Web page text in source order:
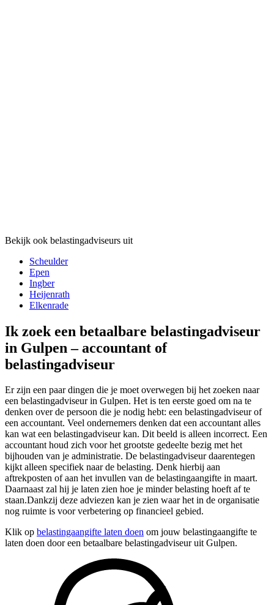
Bekijk ook belastingadviseurs uit
Scheulder
Epen
Ingber
Heijenrath
Elkenrade
Ik zoek een betaalbare belastingadviseur
in Gulpen – accountant of
belastingadviseur
Er zijn een paar dingen die je moet overwegen bij het zoeken naar
een belastingadviseur in Gulpen. Het is ten eerste goed om na te
denken over de persoon die je nodig hebt: een belastingadviseur of
een accountant. Veel ondernemers denken dat een accountant alles
kan wat een belastingadviseur kan. Dit beeld is alleen incorrect. Een
accountant houd zich voor het grootste gedeelte bezig met het
bijhouden van je administratie. De belastingadviseur daarentegen
kijkt alleen specifiek naar de belasting. Denk hierbij aan
aftrekposten of aan het invullen van de belastingaangifte in maart.
Daarnaast zal hij je laten zien hoe je minder belasting hoeft af te
staan.Dankzij deze adviezen kan je zien waar het in de organisatie
nog ruimte is voor verbetering op financieel gebied.
Klik op belastingaangifte laten doen om jouw belastingaangifte te
laten doen door een betaalbare belastingadviseur uit Gulpen.